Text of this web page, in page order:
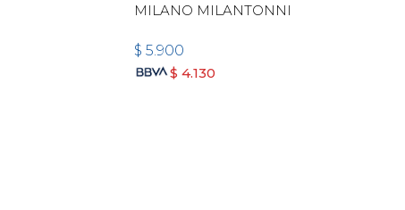
MILANO MILANTONNI
$ 5.900
$ 4.130